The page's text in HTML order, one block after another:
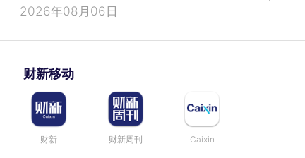
2026年08月06日
财新移动
财新 财新周刊 Caixin